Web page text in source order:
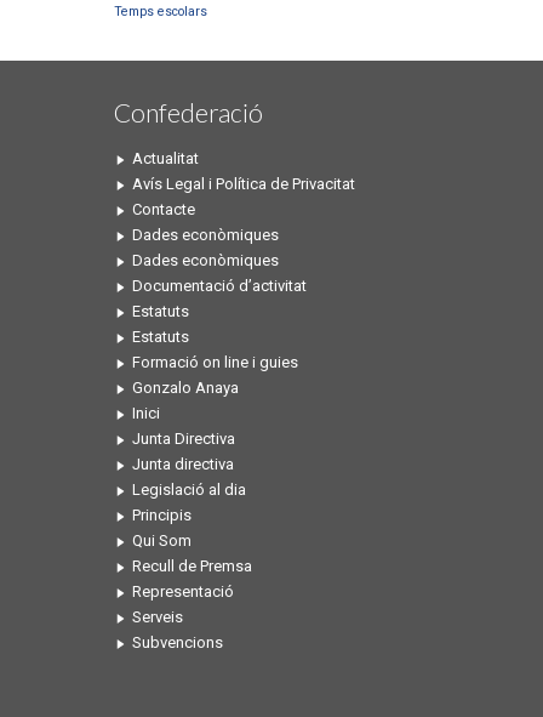
Temps escolars
Confederació
Actualitat
Avís Legal i Política de Privacitat
Contacte
Dades econòmiques
Dades econòmiques
Documentació d’activitat
Estatuts
Estatuts
Formació on line i guies
Gonzalo Anaya
Inici
Junta Directiva
Junta directiva
Legislació al dia
Principis
Qui Som
Recull de Premsa
Representació
Serveis
Subvencions